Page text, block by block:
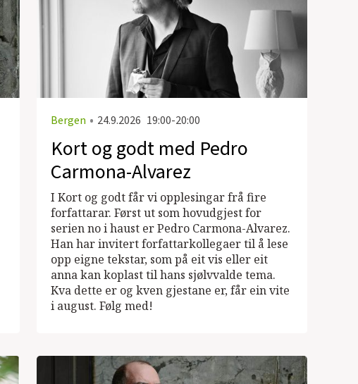
Bergen • 24.9.2026 19:00-20:00
Kort og godt med Pedro
Carmona-Alvarez
I Kort og godt får vi opplesingar frå fire
forfattarar. Først ut som hovudgjest for
serien no i haust er Pedro Carmona-Alvarez.
Han har invitert forfattarkollegaer til å lese
opp eigne tekstar, som på eit vis eller eit
anna kan koplast til hans sjølvvalde tema.
Kva dette er og kven gjestane er, får ein vite
i august. Følg med!